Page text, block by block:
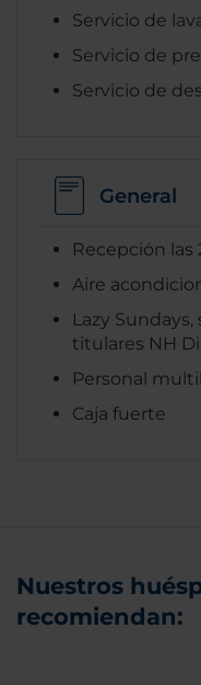
Servicio de
Servicio de
Servicio de
General
Recepción las
Aire
Lazy
titulares NH
Personal
Caja fuerte
Nuestros
recomiendan: